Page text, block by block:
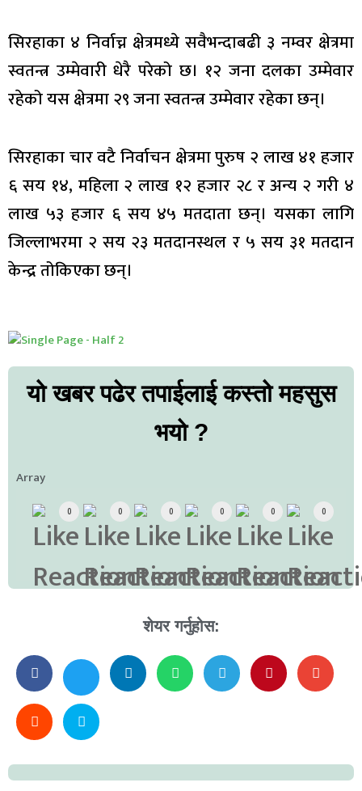
सिरहाका ४ निर्वाच्न क्षेत्रमध्ये सवैभन्दाबढी ३ नम्वर क्षेत्रमा
स्वतन्त्र उम्मेवारी धेरै परेको छ। १२ जना दलका उम्मेवार
रहेको यस क्षेत्रमा २९ जना स्वतन्त्र उम्मेवार रहेका छन्।
सिरहाका चार वटै निर्वाचन क्षेत्रमा पुरुष २ लाख ४१ हजार
६ सय १४, महिला २ लाख १२ हजार २८ र अन्य २ गरी ४
लाख ५३ हजार ६ सय ४५ मतदाता छन्। यसका लागि
जिल्लाभरमा २ सय २३ मतदानस्थल र ५ सय ३१ मतदान
केन्द्र तोकिएका छन्।
यो खबर पढेर तपाईलाई कस्तो महसुस
भयो ?
Array
0 0 0 0 0 0
शेयर गर्नुहोस: